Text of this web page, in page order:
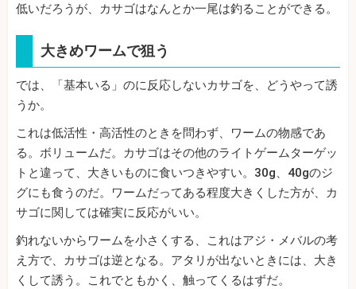
低いだろうが、カサゴはなんとか一尾は釣ることができる。
大きめワームで狙う
では、「基本いる」のに反応しないカサゴを、どうやって誘
うか。
これは低活性・高活性のときを問わず、ワームの物感であ
る。ボリュームだ。カサゴはその他のライトゲームターゲッ
トと違って、大きいものに食いつきやすい。30g、40gのジ
グにも食うのだ。ワームだってある程度大きくした方が、カ
サゴに関しては確実に反応がいい。
釣れないからワームを小さくする、これはアジ・メバルの考
え方で、カサゴは逆となる。アタリが出ないときには、大き
くして誘う。これでともかく、触ってくるはずだ。